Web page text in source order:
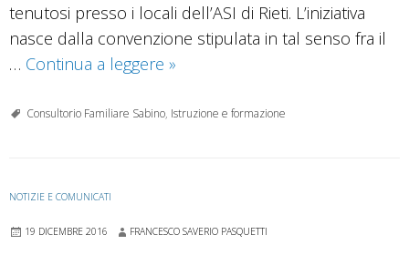
tenutosi presso i locali dell’ASI di Rieti. L’iniziativa
nasce dalla convenzione stipulata in tal senso fra il
… Continua a leggere Consultorio
e
primo
»
Consultorio Familiare Sabino, Istruzione e formazione
NOTIZIE E COMUNICATI
19 DICEMBRE 2016 FRANCESCO SAVERIO PASQUETTI